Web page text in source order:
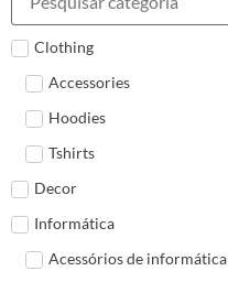
Clothing
Accessories
Hoodies
Tshirts
Decor
Informática
Acessórios de informática